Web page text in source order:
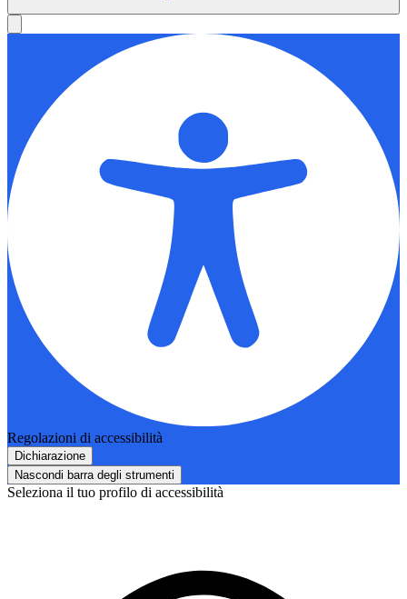
Regolazioni di accessibilità
Dichiarazione
Nascondi barra degli strumenti
Seleziona il tuo profilo di accessibilità